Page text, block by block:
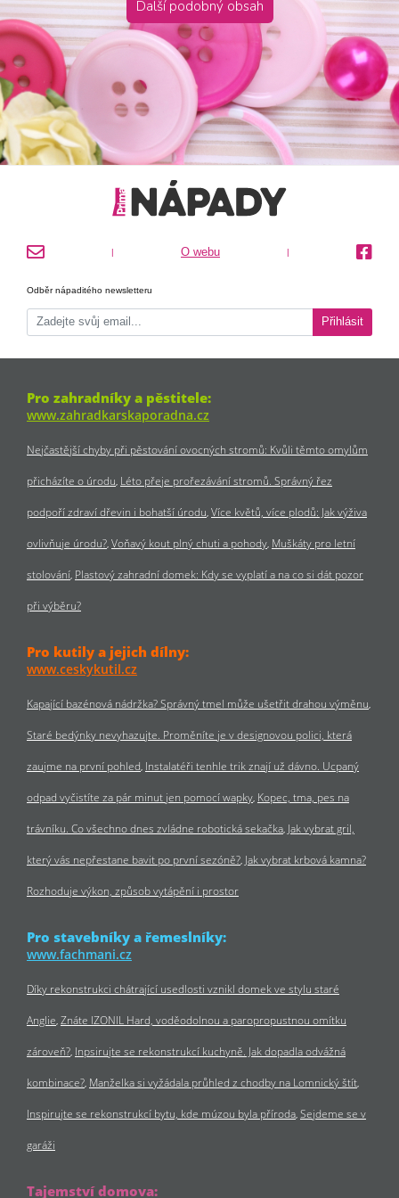
Další podobný obsah
| O webu |
Odběr nápaditého newsletteru
Přihlásit
Pro zahradníky a pěstitele:
www.zahradkarskaporadna.cz
Nejčastější chyby při pěstování ovocných stromů: Kvůli těmto omylům
přicházíte o úrodu Léto přeje prořezávání stromů. Správný řez
podpoří zdraví dřevin i bohatší úrodu Více květů, více plodů: Jak výživa
ovlivňuje úrodu? Voňavý kout plný chuti a pohody Muškáty pro letní
stolování Plastový zahradní domek: Kdy se vyplatí a na co si dát pozor
při výběru?
Pro kutily a jejich dílny:
www.ceskykutil.cz
Kapající bazénová nádržka? Správný tmel může ušetřit drahou výměnu
Staré bedýnky nevyhazujte. Proměníte je v designovou polici, která
zaujme na první pohled Instalatéři tenhle trik znají už dávno. Ucpaný
odpad vyčistíte za pár minut jen pomocí wapky Kopec, tma, pes na
trávníku. Co všechno dnes zvládne robotická sekačka Jak vybrat gril,
který vás nepřestane bavit po první sezóně? Jak vybrat krbová kamna?
Rozhoduje výkon, způsob vytápění i prostor
Pro stavebníky a řemeslníky:
www.fachmani.cz
Díky rekonstrukci chátrající usedlosti vznikl domek ve stylu staré
Anglie Znáte IZONIL Hard, voděodolnou a paropropustnou omítku
zároveň? Inpsirujte se rekonstrukcí kuchyně. Jak dopadla odvážná
kombinace? Manželka si vyžádala průhled z chodby na Lomnický štít
Inspirujte se rekonstrukcí bytu, kde múzou byla příroda Sejdeme se v
garáži
Tajemství domova: